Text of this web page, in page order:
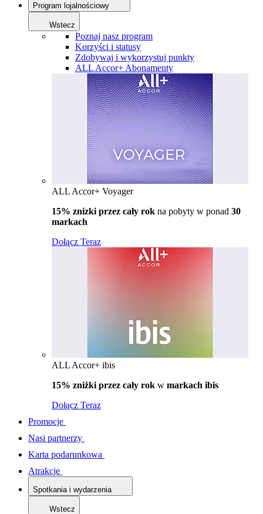
Program lojalnościowy
Wstecz
Poznaj nasz program
Korzyści i statusy
Zdobywaj i wykorzystuj punkty
ALL Accor+ Abonamenty
ALL Accor+ Voyager
15% znizki przez cały rok na pobyty w ponad 30
markach
Dołącz Teraz
ALL Accor+ ibis
15% zniżki przez cały rok w markach ibis
Dołącz Teraz
Promocje
Nasi partnerzy
Karta podarunkowa
Atrakcje
Spotkania i wydarzenia
Wstecz